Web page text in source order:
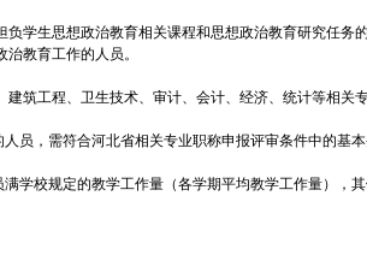
负学生思想政治教育相关课程和思想政治教育研究任
教育工作的人员。
筑工程、卫生技术、审计、会计、经济、统计等相关
员，需符合河北省相关专业职称申报评审条件中的
学校规定的教学工作量（各学期平均教学工作量），